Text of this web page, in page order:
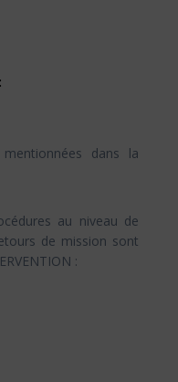
dans la
au niveau de
de mission sont
: